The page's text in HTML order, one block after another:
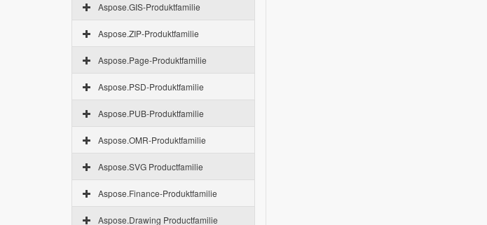
Aspose.GIS-Produktfamilie
Aspose.ZIP-Produktfamilie
Aspose.Page-Produktfamilie
Aspose.PSD-Produktfamilie
Aspose.PUB-Produktfamilie
Aspose.OMR-Produktfamilie
Aspose.SVG Productfamilie
Aspose.Finance-Produktfamilie
Aspose.Drawing Productfamilie